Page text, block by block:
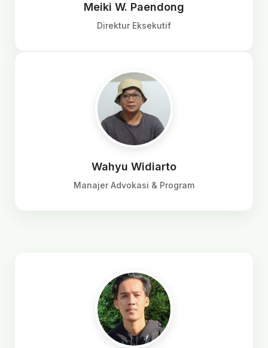
Meiki W. Paendong
Direktur Eksekutif
Wahyu Widiarto
Manajer Advokasi & Program